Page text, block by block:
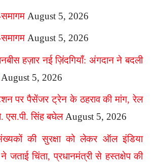
August 5, 2026
August 5, 2026
हज़ार नई ज़िंदगियाँ: अंगदान ने बदली
August 5, 2026
पर पैसेंजर ट्रेन के ठहराव की मांग, रेल
एस.पी. सिंह बघेल August 5, 2026
की सुरक्षा को लेकर ऑल इंडिया
चिंता, प्रधानमंत्री से हस्तक्षेप की